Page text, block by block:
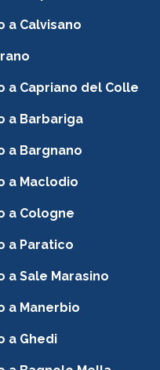
a Calvisano
a Capriano del Colle
a Barbariga
a Bargnano
a Maclodio
a Cologne
a Paratico
a Sale Marasino
a Manerbio
a Ghedi